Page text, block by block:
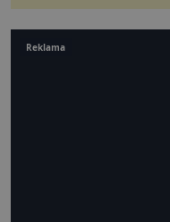
Reklama